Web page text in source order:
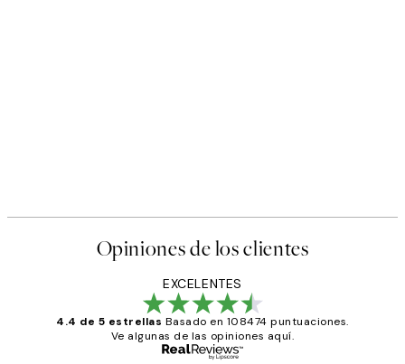
Opiniones de los clientes
EXCELENTES
4.4 de 5 estrellas Basado en 108474 puntuaciones.
Ve algunas de las opiniones aquí.